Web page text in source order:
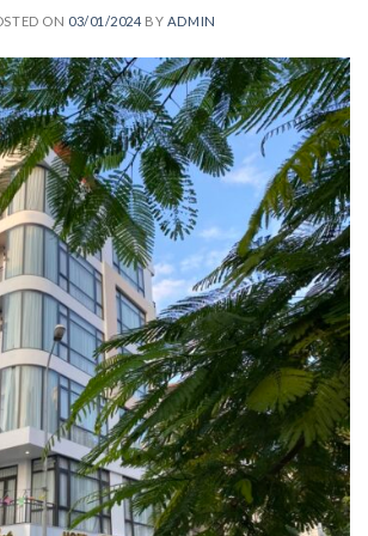
ON 03/01/2024 BY ADMIN